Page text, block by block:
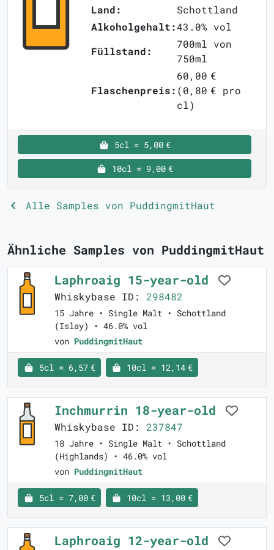
Land:
Schottland
Alkoholgehalt:43.0% vol
Füllstand:
700ml von
750ml
Flaschenpreis:
60,00 €
(0,80 € pro
cl)
5cl = 5,00 €
10cl = 9,00 €
Alle Samples von PuddingmitHaut
Ähnliche Samples von PuddingmitHaut
Laphroaig 15-year-old
Whiskybase ID: 298482
15 Jahre • Single Malt • Schottland
(Islay) • 46.0% vol
von PuddingmitHaut
5cl = 6,57 € 10cl = 12,14 €
Inchmurrin 18-year-old
Whiskybase ID: 237847
18 Jahre • Single Malt • Schottland
(Highlands) • 46.0% vol
von PuddingmitHaut
5cl = 7,00 € 10cl = 13,00 €
Laphroaig 12-year-old